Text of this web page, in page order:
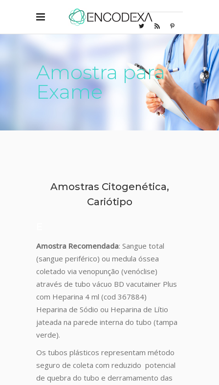
Amostra para
Exame
Amostras Citogenética,
Cariótipo
Amostra Recomendada: Sangue total
(sangue periférico) ou medula óssea
coletado via venopunção (venóclise)
através de tubo vácuo BD vacutainer Plus
com Heparina 4 ml (cod 367884)
Heparina de Sódio ou Heparina de Lítio
jateada na parede interna do tubo (tampa
verde).
Os tubos plásticos representam método
seguro de coleta com reduzido potencial
de quebra do tubo e derramamento das